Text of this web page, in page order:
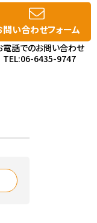
問い合わせフォーム
電話でのお問い合わせ
TEL:06-6435-9747